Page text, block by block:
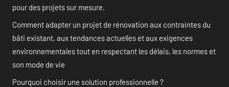
pour des projets sur mesure.
Comment adapter un projet de rénovation aux contraintes du
bâti existant, aux tendances actuelles et aux exigences
environnementales tout en respectant les délais, les normes et
son mode de vie
Pourquoi choisir une solution professionnelle ?